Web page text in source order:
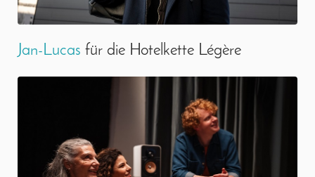
Jan-Lucas für die Hotelkette Légère